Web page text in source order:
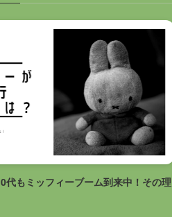
代もミッフィーブーム到来中！その理